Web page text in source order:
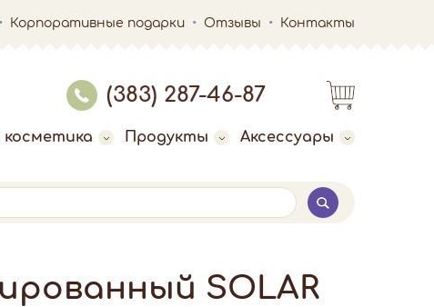
Корпоративные подарки Отзывы Контакты
(383) 287-46-87
Продукты Аксессуары
SOLAR